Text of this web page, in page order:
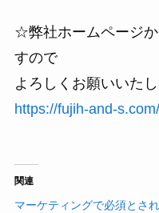
☆弊社ホームページ
すので
よろしくお願いいた
https://fujih-and-s.com/
関連
マーケティングで必須とされ